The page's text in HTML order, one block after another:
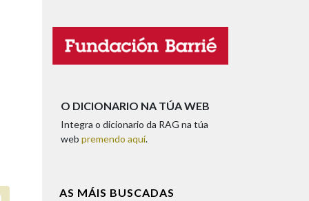
O DICIONARIO NA TÚA WEB
Integra o dicionario da RAG na túa
web premendo aquí.
AS MÁIS BUSCADAS